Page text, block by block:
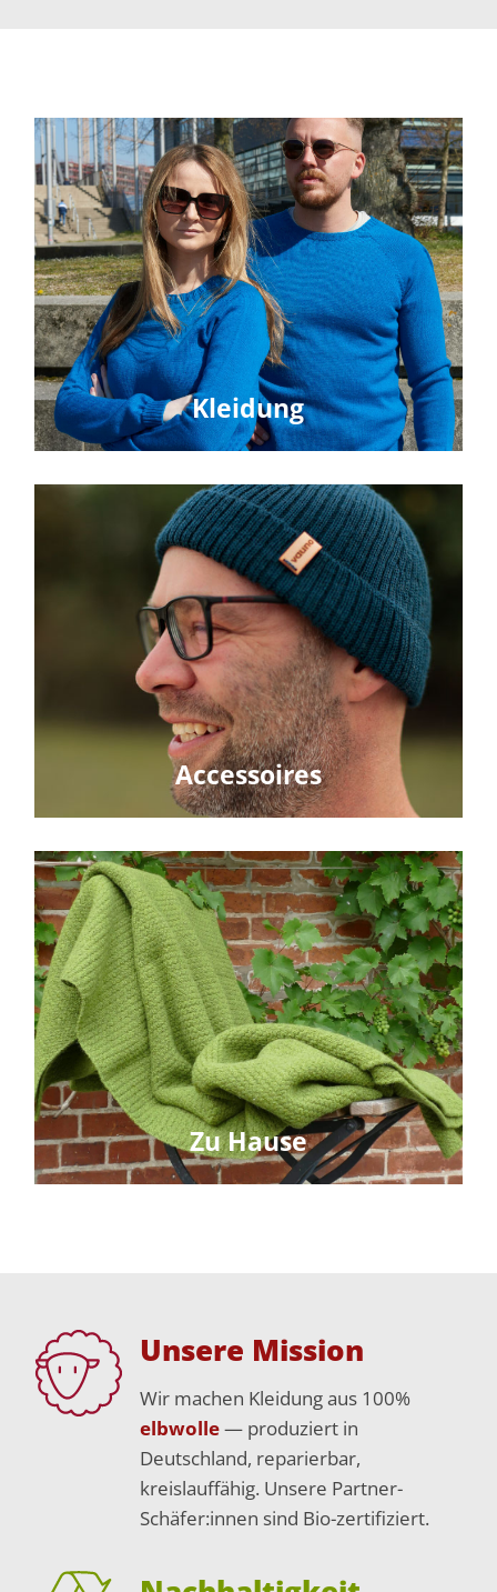
Kleidung
Accessoires
Zu Hause
Unsere Mission
Wir machen Kleidung aus 100%
elbwolle— produziert in
Deutschland, reparierbar,
kreislauffähig. Unsere Partner-
Schäfer:innen sind Bio-zertifiziert.